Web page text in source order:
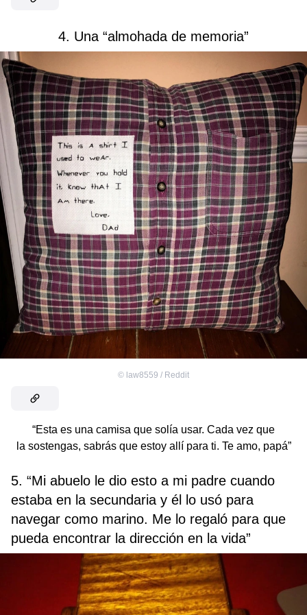
4. Una “almohada de memoria”
© law8559 / Reddit
“Esta es una camisa que solía usar. Cada vez que
la sostengas, sabrás que estoy allí para ti. Te amo, papá”
5. “Mi abuelo le dio esto a mi padre cuando
estaba en la secundaria y él lo usó para
navegar como marino. Me lo regaló para que
pueda encontrar la dirección en la vida”